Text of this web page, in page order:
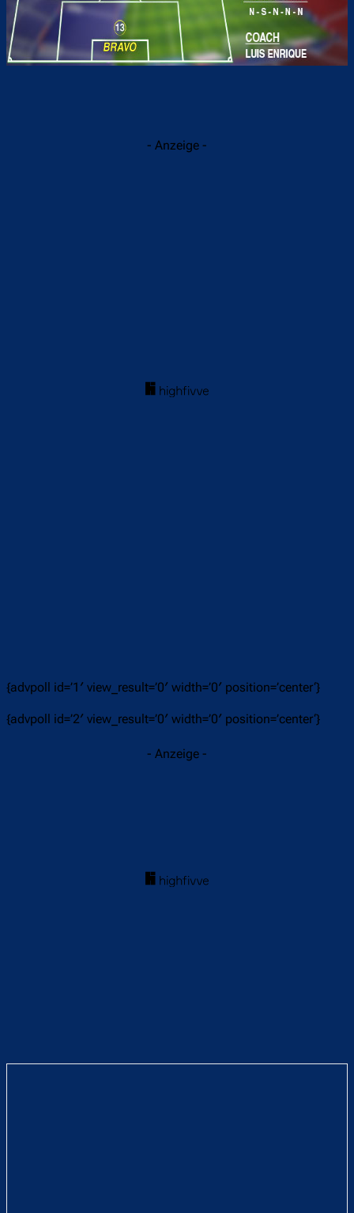
- Anzeige -
{advpoll id=’1′ view_result=’0′ width=’0′ position=’center‘}
{advpoll id=’2′ view_result=’0′ width=’0′ position=’center‘}
- Anzeige -